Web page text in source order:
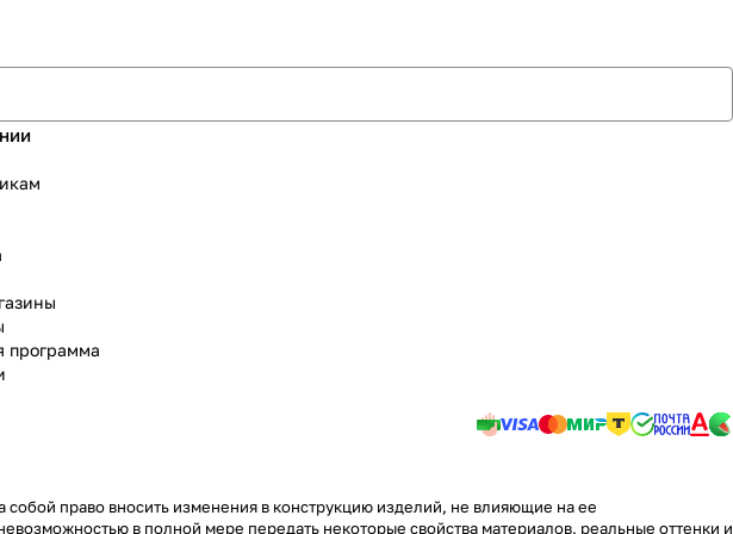
программа
право вносить изменения в конструкцию изделий, не влияющие на ее
в полной мере передать некоторые свойства материалов, реальные оттенки и